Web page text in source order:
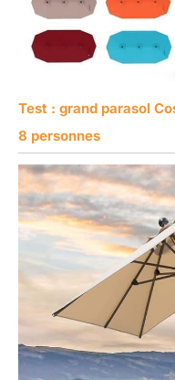
Test : grand parasol
8 personnes